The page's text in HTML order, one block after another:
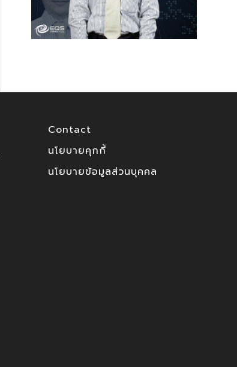
Contact
นโยบายคุกกี้
นโยบายข้อมูลส่วนบุคคล